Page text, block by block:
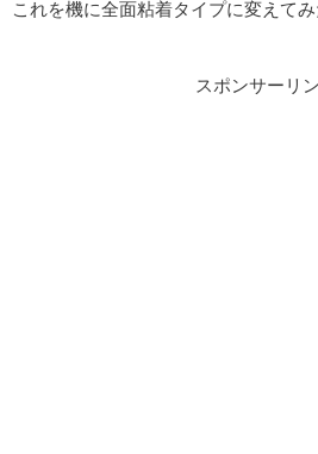
これを機に全面粘着タイプに変えてみ
スポンサーリ